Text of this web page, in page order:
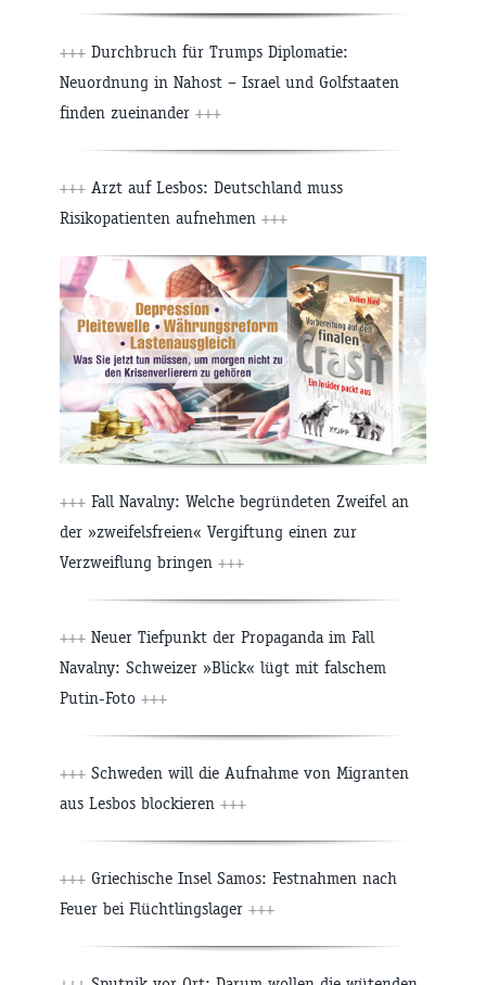
+++ Durchbruch für Trumps Diplomatie:
Neuordnung in Nahost – Israel und Golfstaaten
finden zueinander +++
+++ Arzt auf Lesbos: Deutschland muss
Risikopatienten aufnehmen +++
+++ Fall Navalny: Welche begründeten Zweifel an
der »zweifelsfreien« Vergiftung einen zur
Verzweiflung bringen +++
+++ Neuer Tiefpunkt der Propaganda im Fall
Navalny: Schweizer »Blick« lügt mit falschem
Putin-Foto +++
+++ Schweden will die Aufnahme von Migranten
aus Lesbos blockieren +++
+++ Griechische Insel Samos: Festnahmen nach
Feuer bei Flüchtlingslager +++